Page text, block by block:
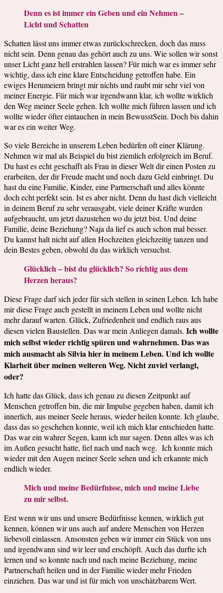
Denn es ist immer ein Geben und ein Nehmen –
Licht und Schatten
Schatten lässt uns immer etwas zurückschrecken, doch das muss
nicht sein. Denn genau das gehört auch zu uns. Wie sollen wir sonst
unser Licht ganz hell erstrahlen lassen? Für mich war es immer sehr
wichtig, dass ich eine klare Entscheidung getroffen habe. Ein
ewiges Herumeiern bringt mir nichts und raubt mir sehr viel von
meiner Energie. Für mich war irgendwann klar, ich wollte wirklich
den Weg meiner Seele gehen. Ich wollte mich führen lassen und ich
wollte wieder öfter eintauchen in mein BewusstSein. Doch bis dahin
war es ein weiter Weg.
So viele Bereiche in unserem Leben bedürfen oft einer Klärung.
Nehmen wir mal als Beispiel du bist ziemlich erfolgreich im Beruf.
Du hast es echt geschafft als Frau in dieser Welt dir einen Posten zu
erarbeiten, der dir Freude macht und noch dazu Geld einbringt. Du
hast du eine Familie, Kinder, eine Partnerschaft und alles könnte
doch echt perfekt sein. Ist es aber nicht. Denn du hast dich vielleicht
in deinem Beruf zu sehr verausgabt, viele deiner Kräfte wurden
aufgebraucht, um jetzt dazustehen wo du jetzt bist. Und deine
Familie, deine Beziehung? Naja da lief es auch schon mal besser.
Du kannst halt nicht auf allen Hochzeiten gleichzeitig tanzen und
dein Bestes geben, obwohl du das wirklich versuchst.
Glücklich – bist du glücklich? So richtig aus dem
Herzen heraus?
Diese Frage darf sich jeder für sich stellen in seinen Leben. Ich habe
mir diese Frage auch gestellt in meinem Leben und wollte nicht
mehr darauf warten. Glück, Zufriedenheit und endlich raus aus
diesen vielen Baustellen. Das war mein Anliegen damals. Ich wollte
mich selbst wieder richtig spüren und wahrnehmen. Das was
mich ausmacht als Silvia hier in meinem Leben. Und ich wollte
Klarheit über meinen weiteren Weg. Nicht zuviel verlangt,
oder?
Ich hatte das Glück, dass ich genau zu diesen Zeitpunkt auf
Menschen getroffen bin, die mir Impulse gegeben haben, damit ich
innerlich, aus meiner Seele heraus, wieder heilen konnte. Ich glaube,
dass das so geschehen konnte, weil ich mich klar entschieden hatte.
Das war ein wahrer Segen, kann ich nur sagen. Denn alles was ich
im Außen gesucht hatte, fiel nach und nach weg. Ich konnte mich
wieder mit den Augen meiner Seele sehen und ich erkannte mich
endlich wieder.
Mich und meine Bedürfnisse, mich und meine Liebe
zu mir selbst.
Erst wenn wir uns und unsere Bedürfnisse kennen, wirklich gut
kennen, können wir uns auch auf andere Menschen von Herzen
liebevoll einlassen. Ansonsten geben wir immer ein Stück von uns
und irgendwann sind wir leer und erschöpft. Auch das durfte ich
lernen und so konnte nach und nach meine Beziehung, meine
Partnerschaft heilen und in der Familie wieder mehr Frieden
einziehen. Das war und ist für mich von unschätzbarem Wert.